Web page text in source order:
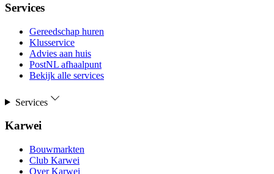
Services
Gereedschap huren
Klusservice
Advies aan huis
PostNL afhaalpunt
Bekijk alle services
Services
Karwei
Bouwmarkten
Club Karwei
Over Karwei